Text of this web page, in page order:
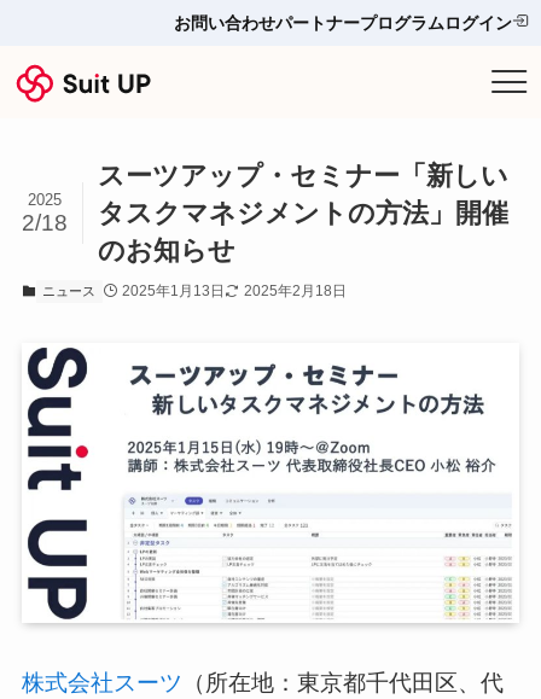
プランと料金
他ツールとの比較＆選び方
お役立ち情報
お問い合わせ
ログイン
スーツアップを無料ではじめる▶
お問い合わせパートナープログラムログイン
スーツアップ・セミナー「新しい
タスクマネジメントの方法」開催
のお知らせ
2025
2/18
ニュース 2025年1月13日 2025年2月18日
株式会社スーツ
（所在地：東京都千代田区、代